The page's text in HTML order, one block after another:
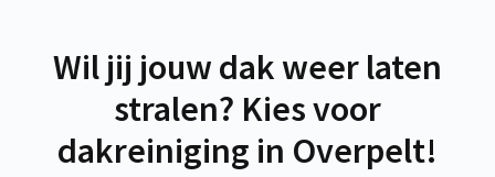
Wil jij jouw dak weer laten
stralen? Kies voor
dakreiniging in Overpelt!